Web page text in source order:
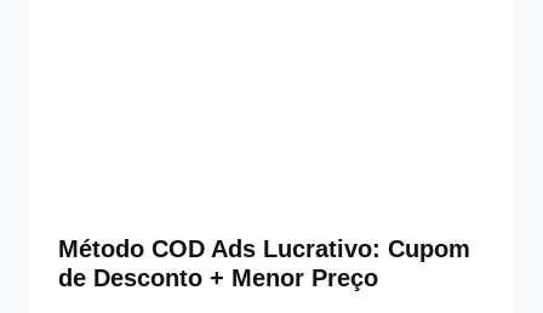
Método COD Ads Lucrativo: Cupom
de Desconto + Menor Preço